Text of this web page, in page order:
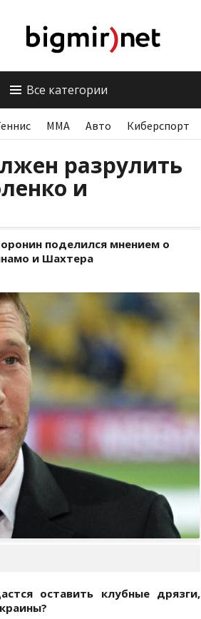
Все категории
ММА Авто Киберспорт
разрулить
и
поделился мнением о
и Шахтера
оставить клубные дрязги,